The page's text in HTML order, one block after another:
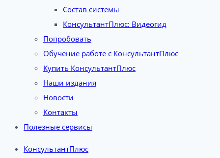
Состав системы
КонсультантПлюс: Видеогид
Попробовать
Обучение работе с КонсультантПлюс
Купить КонсультантПлюс
Наши издания
Новости
Контакты
Полезные сервисы
КонсультантПлюс